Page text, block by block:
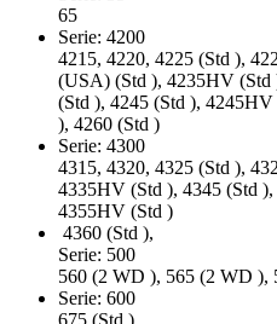
65
Serie: 4200
4215, 4220, 4225 (Std ),
(USA) (Std ), 4235HV
(Std ), 4245 (Std ),
), 4260 (Std )
Serie: 4300
4315, 4320, 4325 (Std ),
4335HV (Std ), 4345 (Std
4355HV (Std )
4360 (Std ),
Serie: 500
560 (2 WD ), 565 (2 WD ),
Serie: 600
675 (Std )